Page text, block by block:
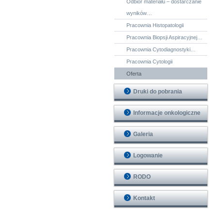
Odbiór materiału – dostarczanie
wyników…
Pracownia Histopatologii
Pracownia Biopsji Aspiracyjnej…
Pracownia Cytodiagnostyki…
Pracownia Cytologii
Oferta
Druki do pobrania
Informacje onkologiczne
Galeria
Logowanie
RODO
Kontakt